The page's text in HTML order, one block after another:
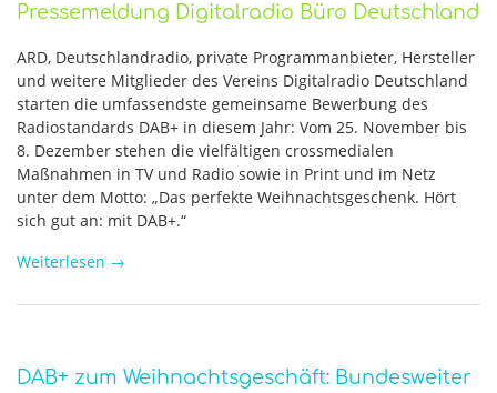
Pressemeldung Digitalradio Büro Deutschland
ARD, Deutschlandradio, private Programmanbieter, Hersteller
und weitere Mitglieder des Vereins Digitalradio Deutschland
starten die umfassendste gemeinsame Bewerbung des
Radiostandards DAB+ in diesem Jahr: Vom 25. November bis
8. Dezember stehen die vielfältigen crossmedialen
Maßnahmen in TV und Radio sowie in Print und im Netz
unter dem Motto: „Das perfekte Weihnachtsgeschenk. Hört
sich gut an: mit DAB+.“
Weiterlesen →
DAB+ zum Weihnachtsgeschäft: Bundesweiter